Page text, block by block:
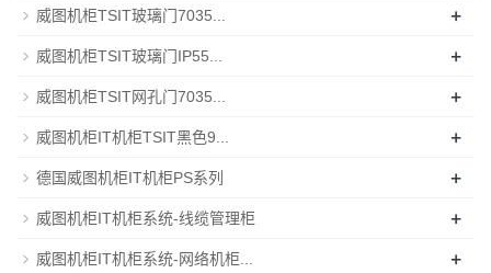
威图机柜TSIT玻璃门7035... +
威图机柜TSIT玻璃门IP55... +
威图机柜TSIT网孔门7035... +
威图机柜IT机柜TSIT黑色9... +
德国威图机柜IT机柜PS系列 +
威图机柜IT机柜系统-线缆管理柜 +
威图机柜IT机柜系统-网络机柜... +